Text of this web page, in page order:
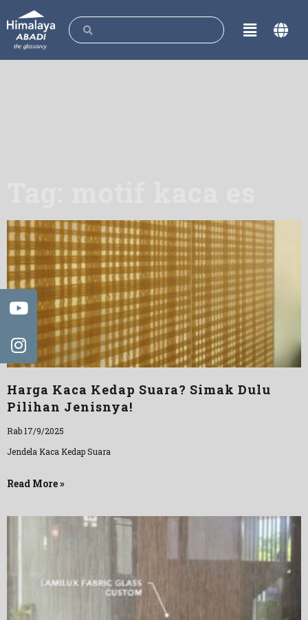
Harga Kaca Kedap Suara? Simak Dulu
Pilihan Jenisnya!
Rab 17/9/2025
Jendela Kaca Kedap Suara
Read More »